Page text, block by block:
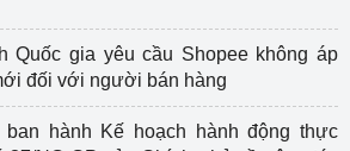
Quốc gia yêu cầu Shopee không áp
đối với người bán hàng
hành Kế hoạch hành động thực